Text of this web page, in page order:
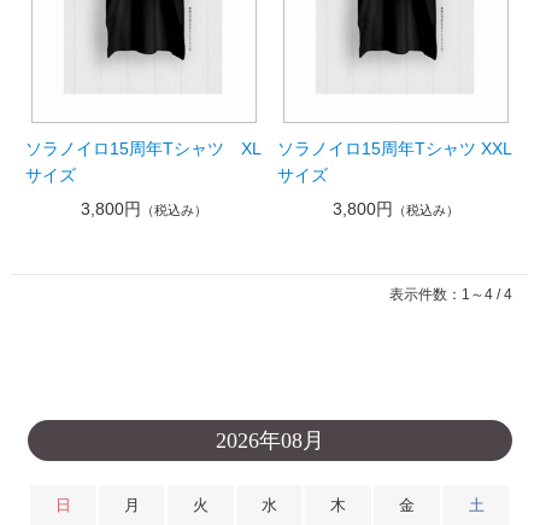
ソラノイロ15周年Tシャツ XL
サイズ
3,800円
（税込み）
ソラノイロ15周年Tシャツ XXL
サイズ
3,800円
（税込み）
表示件数：1～4 / 4
2026年08月
日 月 火 水 木 金 土